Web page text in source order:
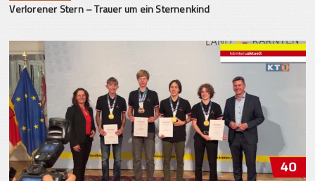
Verlorener Stern – Trauer um ein Sternenkind